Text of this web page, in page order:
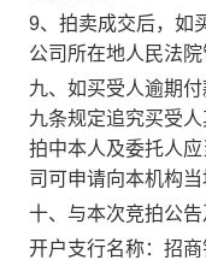
9、拍卖成交后，如
公司所在地人民法院
九、如买受人逾期
九条规定追究买受
拍中本人及委托人
司可申请向本机构当
十、与本次竞拍公告
开户支行名称：招